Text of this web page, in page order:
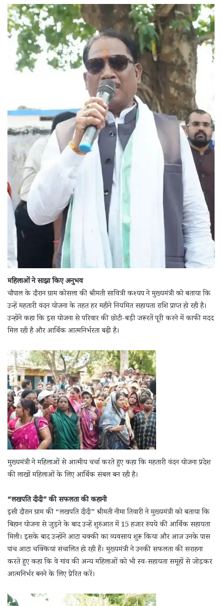
महिलाओं ने साझा किए अनुभव
चौपाल के दौरान ग्राम कोसला की श्रीमती सावित्री कश्यप ने मुख्यमंत्री को बताया कि
उन्हें महतारी वंदन योजना के तहत हर महीने नियमित सहायता राशि प्राप्त हो रही है।
उन्होंने कहा कि इस योजना से परिवार की छोटी-बड़ी जरूरतें पूरी करने में काफी मदद
मिल रही है और आर्थिक आत्मनिर्भरता बढ़ी है।
मुख्यमंत्री ने महिलाओं से आत्मीय चर्चा करते हुए कहा कि महतारी वंदन योजना प्रदेश
की लाखों महिलाओं के लिए आर्थिक संबल बन रही है।
“लखपति दीदी” की सफलता की कहानी
इसी दौरान ग्राम की “लखपति दीदी” श्रीमती नीमा तिवारी ने मुख्यमंत्री को बताया कि
बिहान योजना से जुड़ने के बाद उन्हें शुरुआत में 15 हजार रुपये की आर्थिक सहायता
मिली। इसके बाद उन्होंने आटा चक्की का व्यवसाय शुरू किया और आज उनके पास
पांच आटा चक्कियां संचालित हो रही हैं। मुख्यमंत्री ने उनकी सफलता की सराहना
करते हुए कहा कि वे गांव की अन्य महिलाओं को भी स्व-सहायता समूहों से जोड़कर
आत्मनिर्भर बनने के लिए प्रेरित करें।